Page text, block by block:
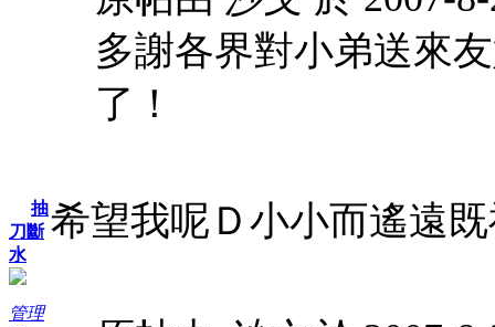
抽
刀斷
水
管理
多謝各界對小弟送來
了！
希望我呢Ｄ小小而遙遠